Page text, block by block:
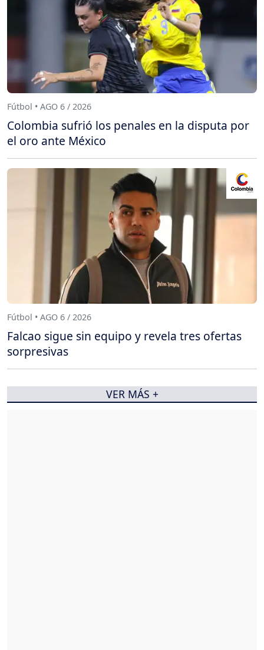
Fútbol • AGO 6 / 2026
Colombia sufrió los penales en la disputa por
el oro ante México
Fútbol • AGO 6 / 2026
Falcao sigue sin equipo y revela tres ofertas
sorpresivas
VER MÁS +